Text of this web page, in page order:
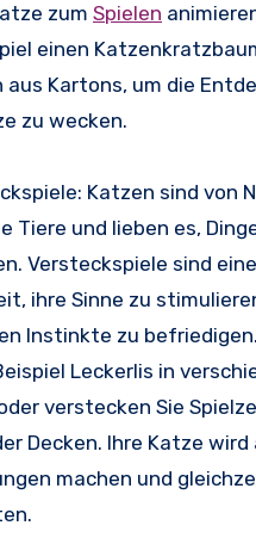
zum Spielen
einen
aus Kartons, um die
zu wecken.
Katzen sind von
Tiere und lieben es,
Versteckspiele sind
ihre Sinne zu
Instinkte zu
Leckerlis in
verstecken Sie
Decken. Ihre Katze
machen und